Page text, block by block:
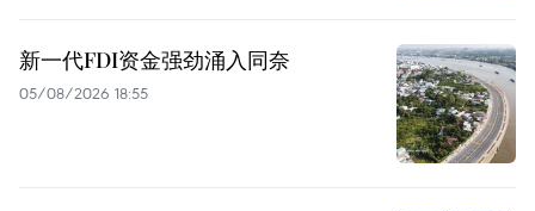
新一代FDI资金强劲涌入同奈
05/08/2026 18:55